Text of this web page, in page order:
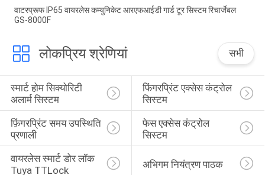
वाटरप्रूफ IP65 वायरलेस कम्युनिकेट आरएफआईडी गार्ड टूर सिस्टम रिचार्जेबल
GS-8000F
लोकप्रिय श्रेणियां सभी
स्मार्ट होम सिक्योरिटी
अलार्म सिस्टम
फिंगरप्रिंट एक्सेस कंट्रोल
सिस्टम
फ़िंगरप्रिंट समय उपस्थिति
प्रणाली
फेस एक्सेस कंट्रोल
सिस्टम
वायरलेस स्मार्ट डोर लॉक
Tuya TTLock
अभिगम नियंत्रण पाठक